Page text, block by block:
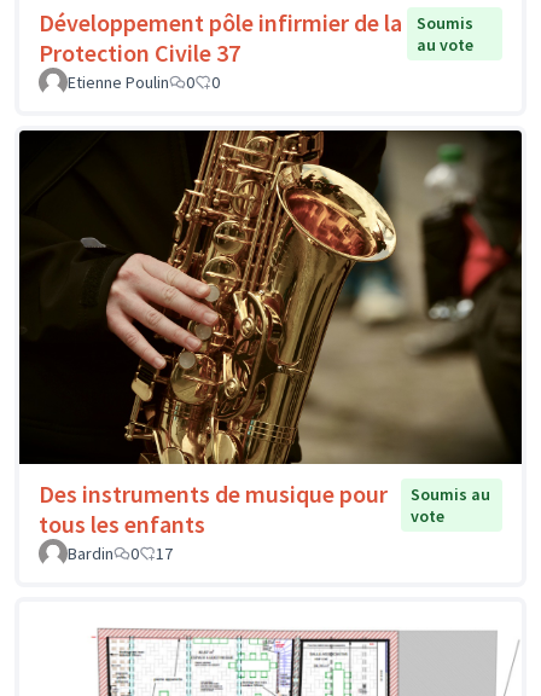
Développement pôle infirmier de la
Protection Civile 37
Soumis
au vote
Etienne Poulin
0 0
Des instruments de musique pour
tous les enfants
Soumis au
vote
Bardin
0 17